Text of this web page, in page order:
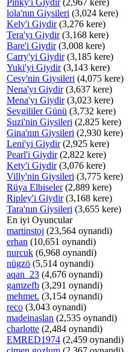
Pinky'i Giydir(2,967 kere)
lola'nın Giysileri (3,024 kere)
Kely'i Giydir(3,276 kere)
Tera'yı Giydir(3,168 kere)
Bare'i Giydir(3,008 kere)
Carry'yi Giydir(3,185 kere)
Yuki'yi Giydir(3,143 kere)
Cesy'nin Giysileri (4,075 kere)
Nena'yı Giydir(3,637 kere)
Mena'yı Giydir(3,023 kere)
Sevgililer Günü (3,732 kere)
Suzi'nin Giysileri (2,825 kere)
Gina'nın Giysileri (2,930 kere)
Leni'yi Giydir(2,925 kere)
Pearl'i Giydir(2,822 kere)
Kety'i Giydir(3,076 kere)
Villy'nin Giysileri (3,775 kere)
Rüya Elbiseler(2,889 kere)
Ripley'i Giydir(3,168 kere)
Tara'nın Giysileri (3,655 kere)
En iyi Oyuncular
martinstoj (23,564 oynandi)
erhan (10,651 oynandi)
nurcuk (6,968 oynandi)
nügzö (5,514 oynandi)
aqan_23 (4,676 oynandi)
gamzefb (3,291 oynandi)
mehmet. (3,154 oynandi)
reco (3,043 oynandi)
madeinaslan (2,535 oynandi)
charlotte (2,484 oynandi)
EMRED1974 (2,459 oynandi)